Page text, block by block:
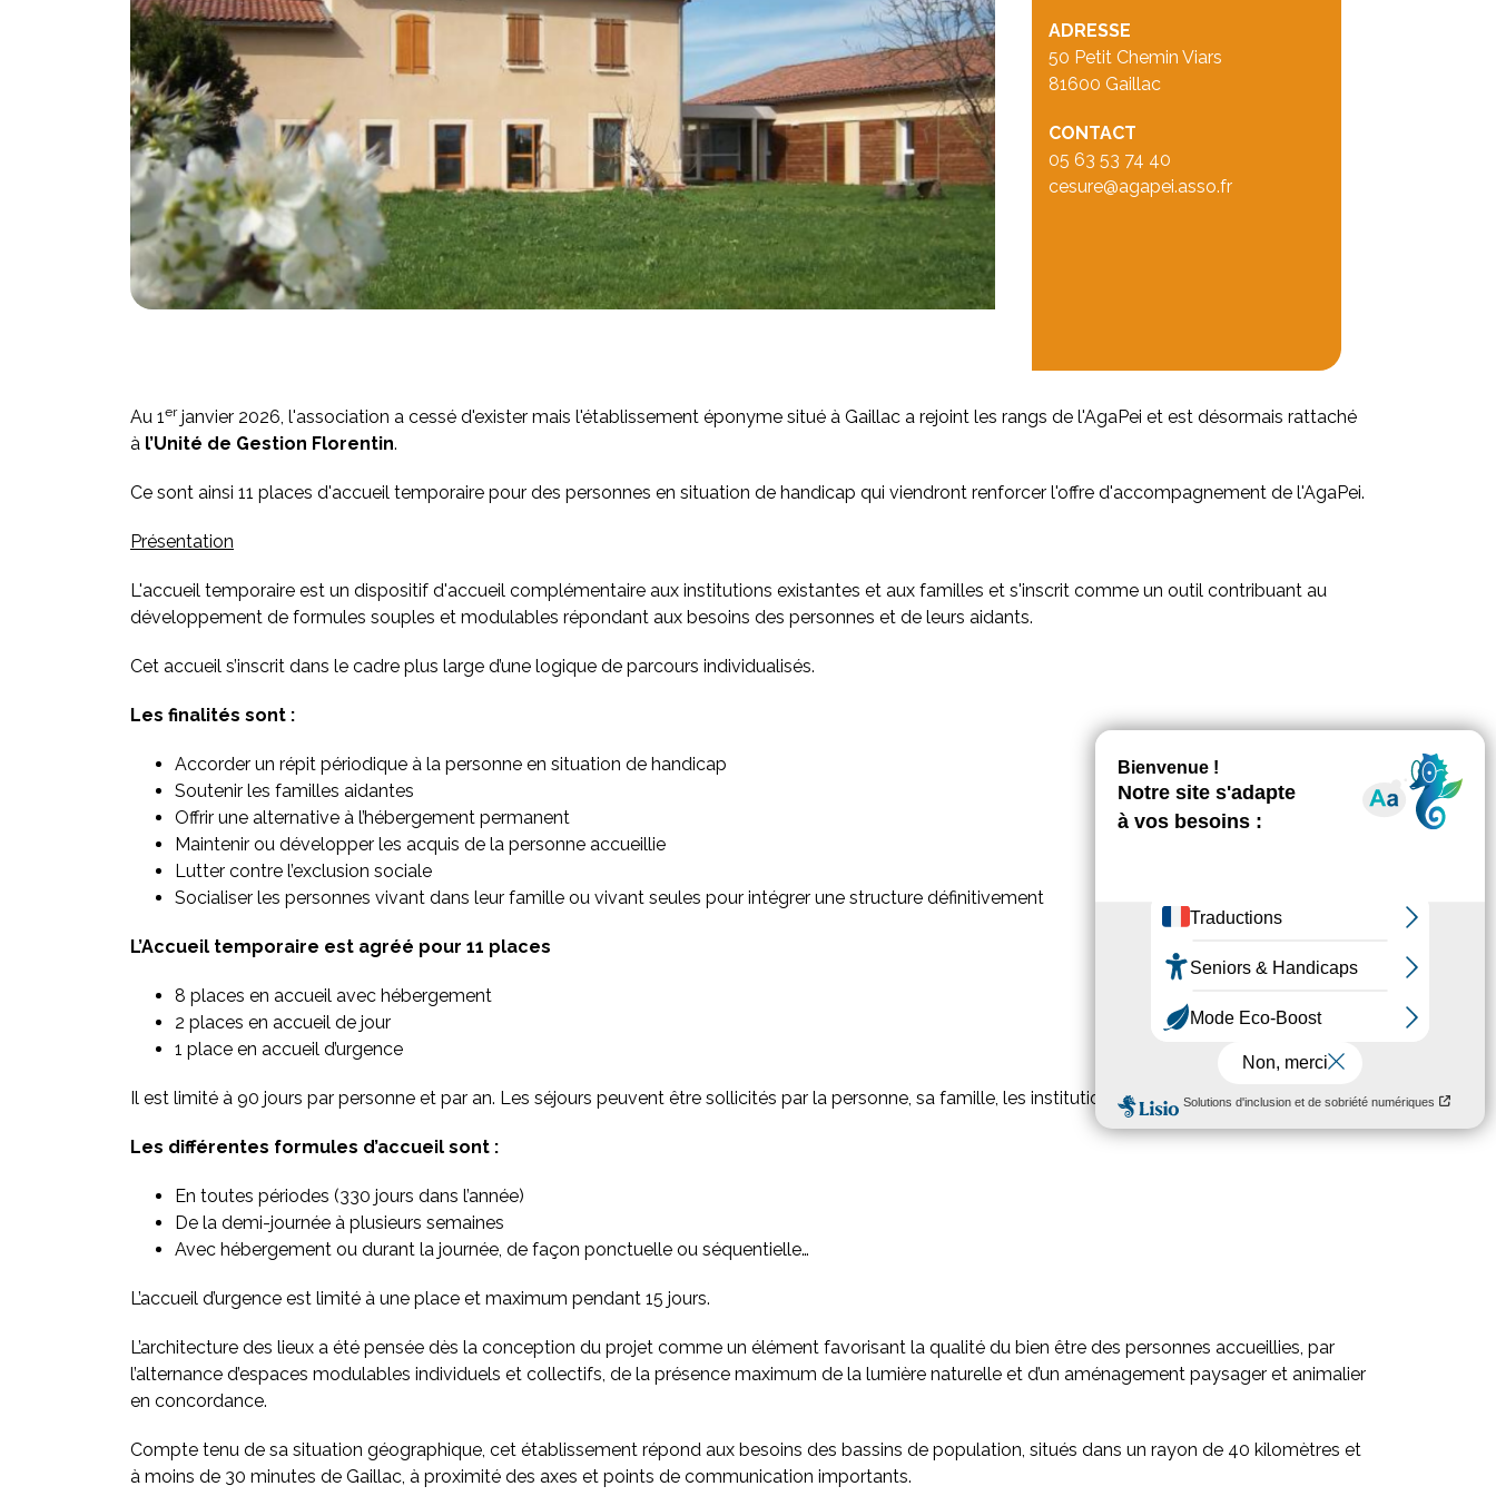
ADRESSE
50 Petit Chemin Viars
81600 Gaillac
CONTACT
05 63 53 74 40
cesure@agapei.asso.fr
Au 1erjanvier 2026, l'association a cessé d'exister mais l'établissement éponyme situé à Gaillac a rejoint les rangs de l'AgaPei et est désormais rattaché
à l’Unité de Gestion Florentin.
Ce sont ainsi 11 places d'accueil temporaire pour des personnes en situation de handicap qui viendront renforcer l'offre d'accompagnement de l'AgaPei.
Présentation
L'accueil temporaire est un dispositif d'accueil complémentaire aux institutions existantes et aux familles et s'inscrit comme un outil contribuant au
développement de formules souples et modulables répondant aux besoins des personnes et de leurs aidants.
Cet accueil s’inscrit dans le cadre plus large d’une logique de parcours individualisés.
Les finalités sont :
Accorder un répit périodique à la personne en situation de handicap
Soutenir les familles aidantes
Offrir une alternative à l’hébergement permanent
Maintenir ou développer les acquis de la personne accueillie
Lutter contre l’exclusion sociale
Socialiser les personnes vivant dans leur famille ou vivant seules pour intégrer une structure définitivement
L’Accueil temporaire est agréé pour 11 places
8 places en accueil avec hébergement
2 places en accueil de jour
1 place en accueil d’urgence
Il est limité à 90 jours par personne et par an. Les séjours peuvent être sollicités par la personne, sa famille, les institutions.
Les différentes formules d’accueil sont :
En toutes périodes (330 jours dans l’année)
De la demi-journée à plusieurs semaines
Avec hébergement ou durant la journée, de façon ponctuelle ou séquentielle…
L’accueil d’urgence est limité à une place et maximum pendant 15 jours.
L’architecture des lieux a été pensée dès la conception du projet comme un élément favorisant la qualité du bien être des personnes accueillies, par
l’alternance d’espaces modulables individuels et collectifs, de la présence maximum de la lumière naturelle et d’un aménagement paysager et animalier
en concordance.
Compte tenu de sa situation géographique, cet établissement répond aux besoins des bassins de population, situés dans un rayon de 40 kilomètres et
à moins de 30 minutes de Gaillac, à proximité des axes et points de communication importants.